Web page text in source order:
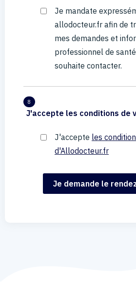
Je mandate
allodocteur.fr afin de
mes demandes et
professionnel de
souhaite contacter.
8
J'accepte les conditions de
J'accepte les
d'Allodocteur.fr